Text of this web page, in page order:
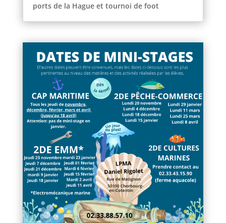
ports de la Hague et tournoi de foot